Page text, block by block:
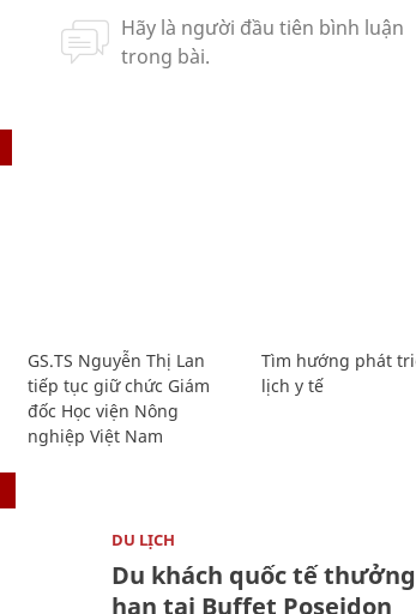
GS.TS Nguyễn Thị Lan
tiếp tục giữ chức Giám
đốc Học viện Nông
nghiệp Việt Nam
Tìm hướng phát
lịch y tế
DU LỊCH
Du khách quốc tế
hạn tại Buffet Poseidon